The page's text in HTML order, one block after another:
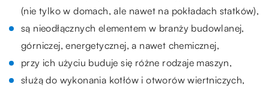
(nie tylko w domach, ale nawet na pokładach statków),
są nieodłącznych elementem w branży budowlanej,
górniczej, energetycznej, a nawet chemicznej,
przy ich użyciu buduje się różne rodzaje maszyn,
służą do wykonania kotłów i otworów wiertniczych,